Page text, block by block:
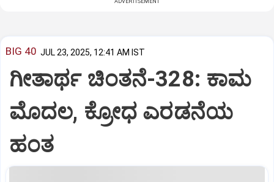
BIG 40 JUL 23, 2025, 12:41 AM IST
ಗೀತಾರ್ಥ ಚಿಂತನೆ-328: ಕಾಮ
ಮೊದಲ, ಕ್ರೋಧ ಎರಡನೆಯ
ಹಂತ